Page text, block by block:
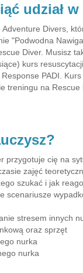
udział
Adventure Divers,
"Podwodna
Diver. Musisz
kurs
PADI.
treningu na Rescue
przygotuje cię na
zajęć
szukać i jak
scenariusze
stresem innych
oraz sprzęt
nurka
nurka